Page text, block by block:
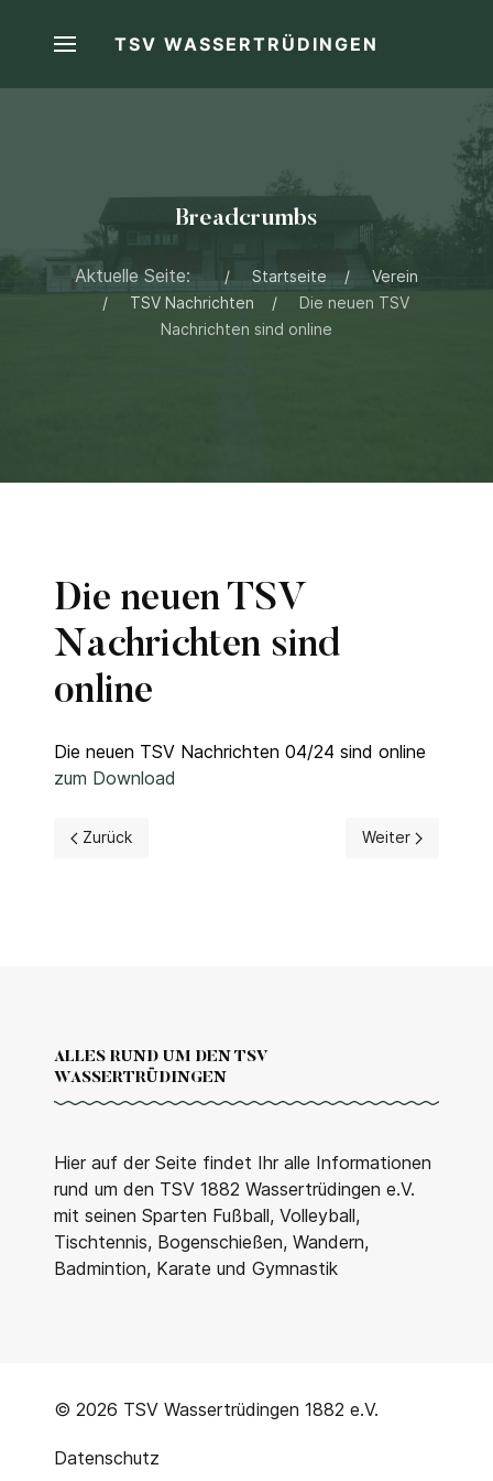
TSV WASSERTRÜDINGEN
Breadcrumbs
Aktuelle Seite: Startseite
Verein
TSV Nachrichten
Die neuen TSV
Nachrichten sind online
Die neuen TSV
Nachrichten sind
online
Die neuen TSV Nachrichten 04/24 sind online
zum Download
Vorheriger Beitrag: Die neuen TSV Nachrichten sind
Zurück Nächster
Weiter
ALLES RUND UM DEN TSV
WASSERTRÜDINGEN
Hier auf der Seite findet Ihr alle Informationen
rund um den TSV 1882 Wassertrüdingen e.V.
mit seinen Sparten Fußball, Volleyball,
Tischtennis, Bogenschießen, Wandern,
Badmintion, Karate und Gymnastik
© 2026 TSV Wassertrüdingen 1882 e.V.
Datenschutz